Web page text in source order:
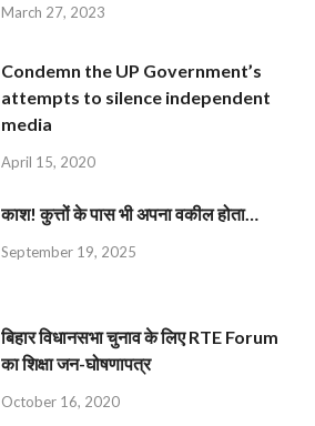
March 27, 2023
Condemn the UP Government’s
attempts to silence independent
media
April 15, 2020
काश! कुत्तों के पास भी अपना वकील होता…
September 19, 2025
बिहार विधानसभा चुनाव के लिए RTE Forum
का शिक्षा जन-घोषणापत्र
October 16, 2020